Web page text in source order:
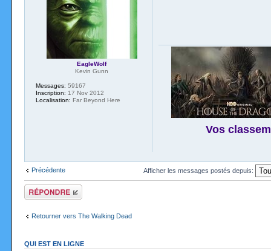
Vos
EagleWolf
Kevin Gunn
Messages: 59167
Inscription: 17 Nov 2012
Localisation: Far Beyond Here
Précédente Afficher les messages postés depuis:
Répondre
Retourner vers The Walking Dead
QUI EST EN LIGNE